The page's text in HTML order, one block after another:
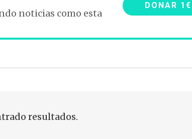
noticias como esta
DONAR 1€
resultados.